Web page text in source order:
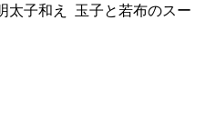
太子和え 玉子と若布のスー